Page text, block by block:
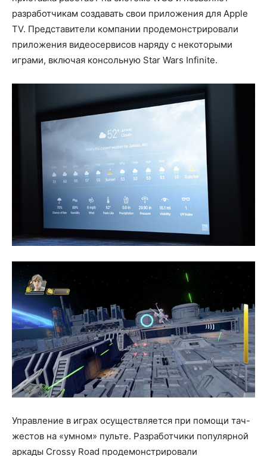
разработчикам создавать свои приложения для Apple
TV. Представители компании продемонстрировали
приложения видеосервисов наряду с некоторыми
играми, включая консольную Star Wars Infinite.
Управление в играх осуществляется при помощи тач-
жестов на «умном» пульте. Разработчики популярной
аркады Crossy Road продемонстрировали